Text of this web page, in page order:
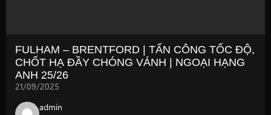
FULHAM – BRENTFORD | TẤN CÔNG TỐC ĐỘ,
CHỐT HẠ ĐẦY CHÓNG VÁNH | NGOẠI HẠNG
ANH 25/26
21/09/2025
admin